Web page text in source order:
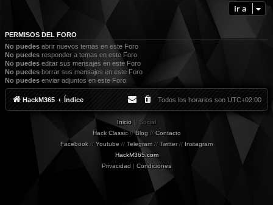
Ir a
PERMISOS DEL FORO
No puedes abrir nuevos temas en este Foro
No puedes responder a temas en este Foro
No puedes editar sus mensajes en este Foro
No puedes borrar sus mensajes en este Foro
No puedes enviar adjuntos en este Foro
HackM365 Índice Todos los horarios son UTC+02:00
Inicio || Social
Hack Classic//Blog // Contacto
Facebook // Youtube // Telegram // Twitter// Instagram
HackM365.com
Privacidad | Condiciones